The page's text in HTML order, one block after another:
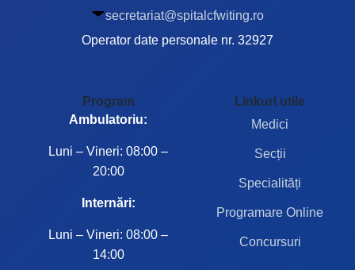
secretariat@spitalcfwiting.ro
Operator date personale nr. 32927
Program
Ambulatoriu:
Luni – Vineri: 08:00 –
20:00
Internări:
Luni – Vineri: 08:00 –
14:00
Linkuri utile
Medici
Secții
Specialități
Programare Online
Concursuri